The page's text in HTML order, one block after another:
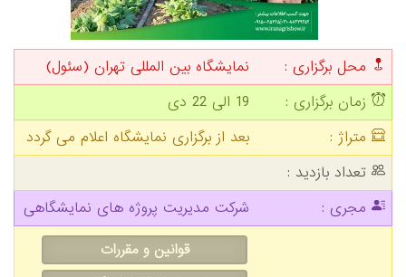
محل برگزاری :
نمایشگاه بین المللی تهران (سئول)
زمان برگزاری :
متراژ :
بعد از برگزاری نمایشگاه اعلام می گردد
تعداد بازدید :
مجری :
شرکت مدیریت پروژه های نمایشگاهی
قوانین و مقررات